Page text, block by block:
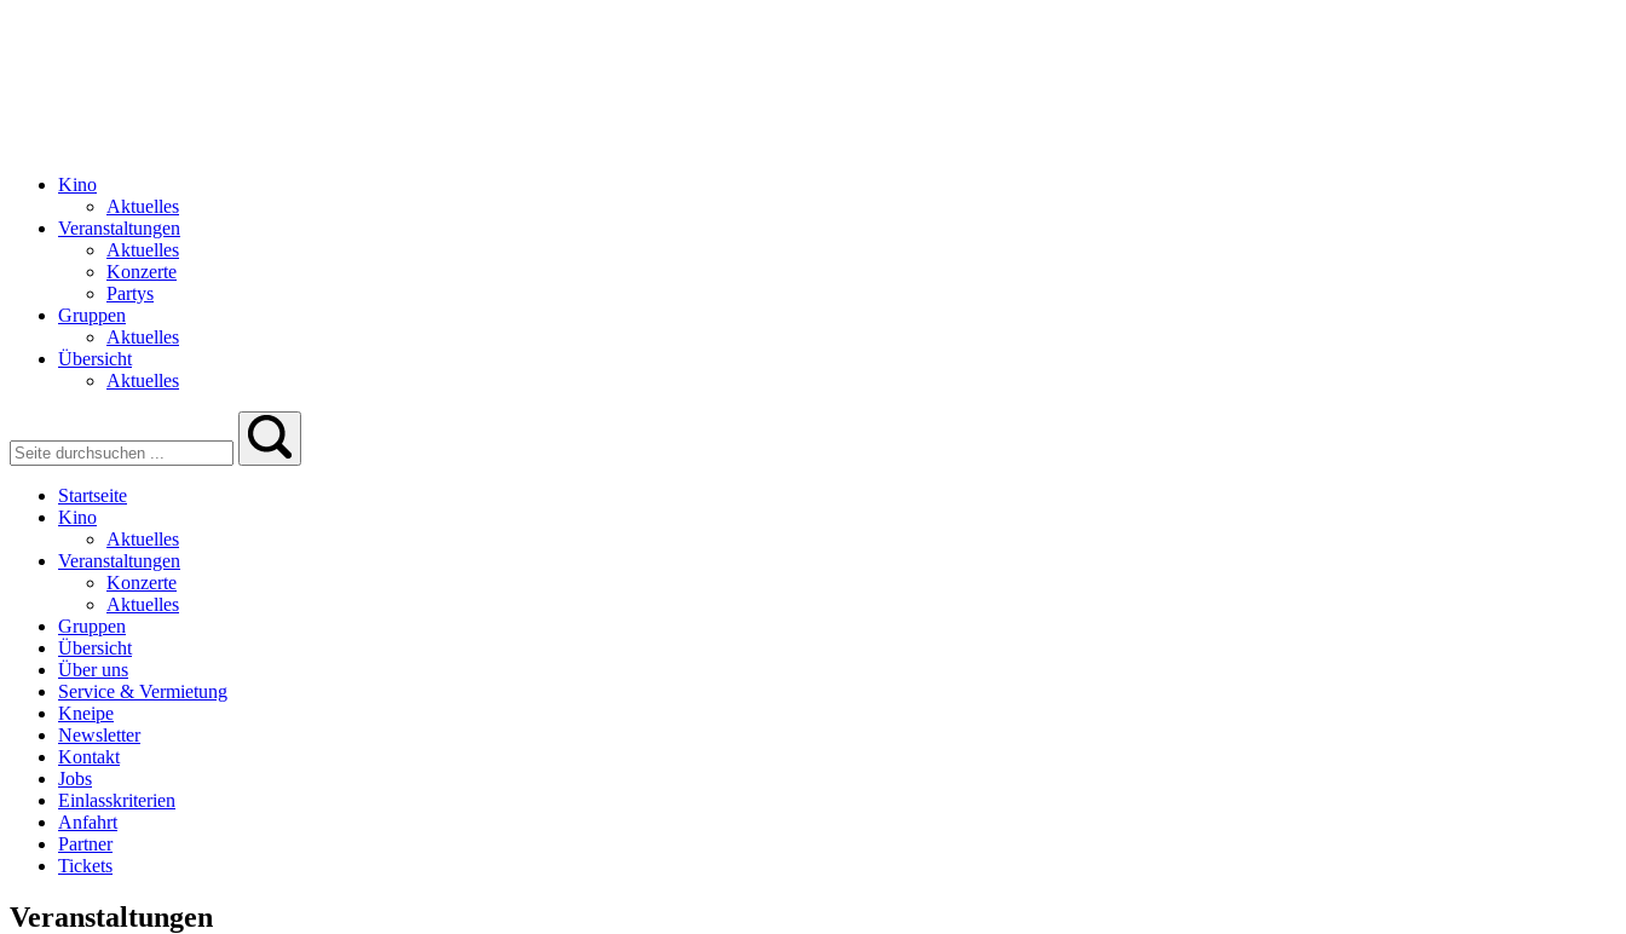
Kino
Aktuelles
Veranstaltungen
Aktuelles
Konzerte
Partys
Gruppen
Aktuelles
Übersicht
Aktuelles
Startseite
Kino
Aktuelles
Veranstaltungen
Konzerte
Aktuelles
Gruppen
Übersicht
Über uns
Service & Vermietung
Kneipe
Newsletter
Kontakt
Jobs
Einlasskriterien
Anfahrt
Partner
Tickets
Veranstaltungen